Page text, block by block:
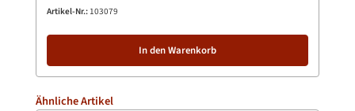
Artikel-Nr.: 103079
In den Warenkorb
Produktgalerie überspringen
Ähnliche Artikel